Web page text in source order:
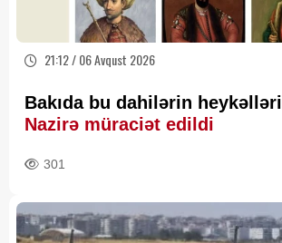
21:12 / 06 Avqust 2026
Bakıda bu dahilərin
Nazirə müraciət edildi
301